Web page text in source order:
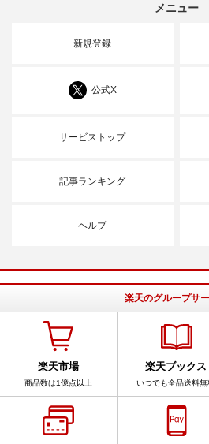
メニュー
新規登録
公式X
サービストップ
記事ランキング
ヘルプ
楽天のグループサ
楽天市場
商品数は1億点以上
楽天ブックス
いつでも全品送料無